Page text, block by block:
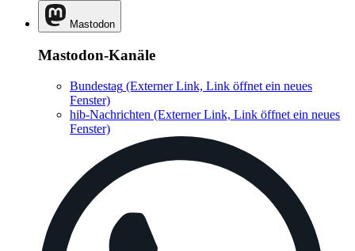
Mastodon
Mastodon-Kanäle
Bundestag (Externer Link, Link öffnet ein neues
Fenster)
hib-Nachrichten (Externer Link, Link öffnet ein neues
Fenster)